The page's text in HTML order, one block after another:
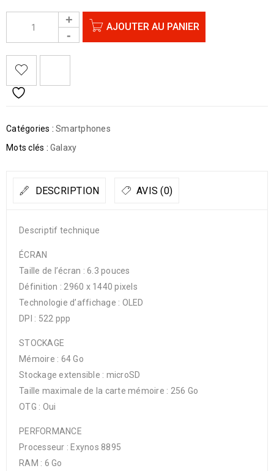
AJOUTER AU PANIER
Catégories : Smartphones
Mots clés : Galaxy
DESCRIPTION AVIS (0)
Descriptif technique
ÉCRAN
Taille de l’écran : 6.3 pouces
Définition : 2960 x 1440 pixels
Technologie d’affichage : OLED
DPI : 522 ppp
STOCKAGE
Mémoire : 64 Go
Stockage extensible : microSD
Taille maximale de la carte mémoire : 256 Go
OTG : Oui
PERFORMANCE
Processeur : Exynos 8895
RAM : 6 Go